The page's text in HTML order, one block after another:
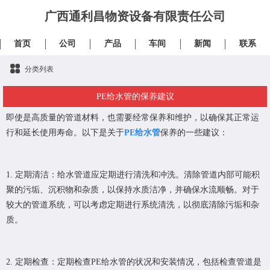
广西通利昌物资设备有限责任公司
首页 公司 产品 车间 新闻 联系
分类列表
PE给水管的保养建议
即使是高质量的管道材料，也需要经常保养和维护，以确保其正常运
行和延长使用寿命。以下是关于PE给水管保养的一些建议：
1. 定期清洁：给水管道应定期进行清洗和冲洗。清除管道内部可能积
聚的污垢、沉积物和杂质，以保持水质洁净，并确保水流顺畅。对于
较大的管道系统，可以考虑定期进行系统清洗，以彻底清除污垢和杂
质。
2. 定期检查：定期检查PE给水管的状况和安装情况，包括检查管道是